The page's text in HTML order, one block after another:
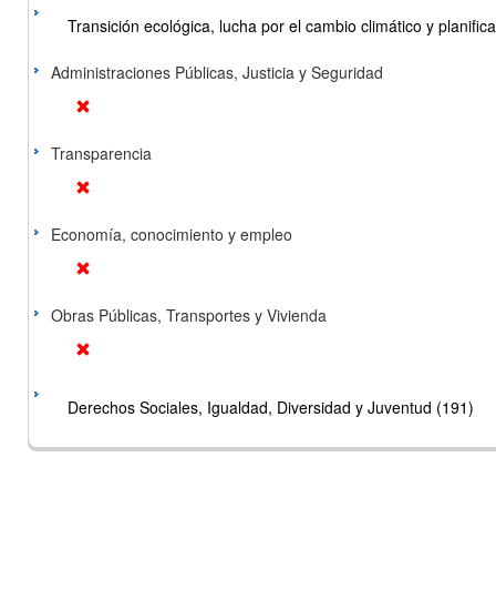
Transición ecológica, lucha por el cambio climático y
Administraciones Públicas, Justicia y Seguridad
Transparencia
Economía, conocimiento y empleo
Obras Públicas, Transportes y Vivienda
Derechos Sociales, Igualdad, Diversidad y Juventud (191)